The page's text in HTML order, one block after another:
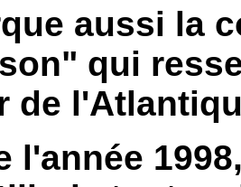
aussi la
qui
de
l'année